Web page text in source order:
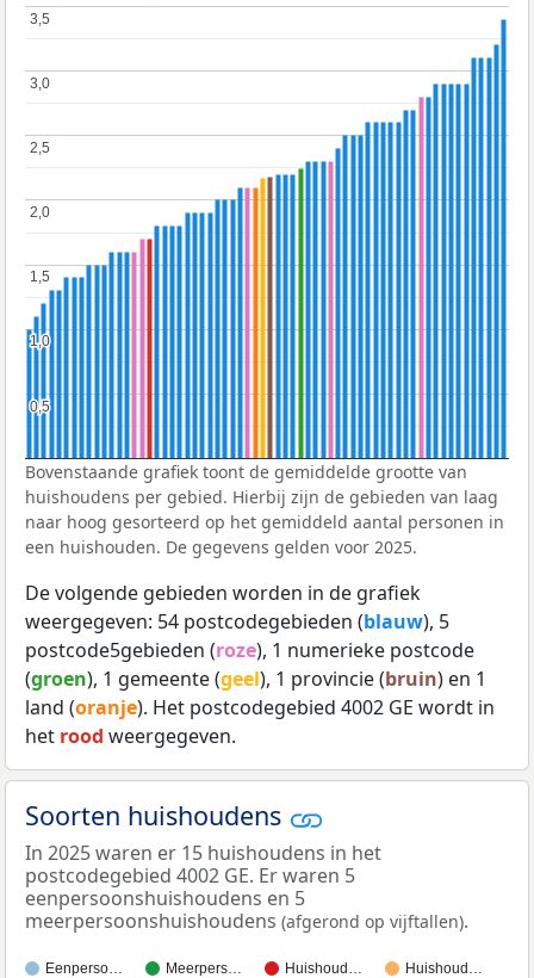
0,5
0,5
1,0
1,0
1,5
1,5
2,0
2,0
2,5
2,5
3,0
3,0
3,5
3,5
Bovenstaande grafiek toont de gemiddelde grootte van
huishoudens per gebied. Hierbij zijn de gebieden van laag
naar hoog gesorteerd op het gemiddeld aantal personen in
een huishouden. De gegevens gelden voor 2025.
De volgende gebieden worden in de grafiek
weergegeven: 54 postcodegebieden (blauw), 5
postcode5gebieden (roze), 1 numerieke postcode
(groen), 1 gemeente (geel), 1 provincie (bruin) en 1
land (oranje). Het postcodegebied 4002 GE wordt in
het rood weergegeven.
Soorten huishoudens
In 2025 waren er 15 huishoudens in het
postcodegebied 4002 GE. Er waren 5
eenpersoonshuishoudens en 5
meerpersoonshuishoudens (afgerond op vijftallen).
Eenperso… Meerpers… Huishoud… Huishoud…